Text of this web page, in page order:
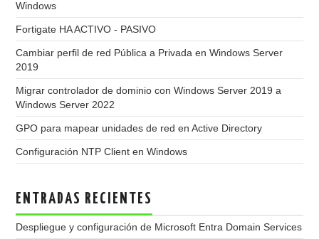
Windows
Fortigate HA ACTIVO - PASIVO
Cambiar perfil de red Pública a Privada en Windows Server
2019
Migrar controlador de dominio con Windows Server 2019 a
Windows Server 2022
GPO para mapear unidades de red en Active Directory
Configuración NTP Client en Windows
ENTRADAS RECIENTES
Despliegue y configuración de Microsoft Entra Domain Services